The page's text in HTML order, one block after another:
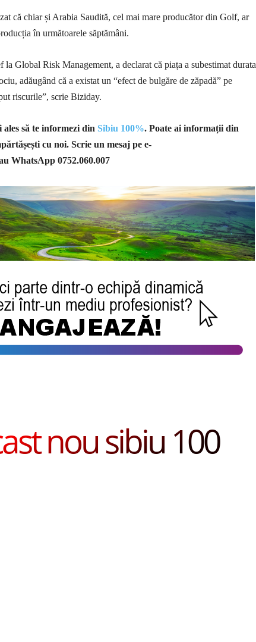
că chiar și Arabia Saudită, cel mai mare producător din Golf, ar
în următoarele săptămâni.
la Global Risk Management, a declarat că piața a subestimat durata
adăugând că a existat un “efect de bulgăre de zăpadă” pe
riscurile”, scrie Biziday.
să te informezi din Sibiu 100%. Poate ai informații din
cu noi. Scrie un mesaj pe e-
WhatsApp 0752.060.007
nou sibiu 100